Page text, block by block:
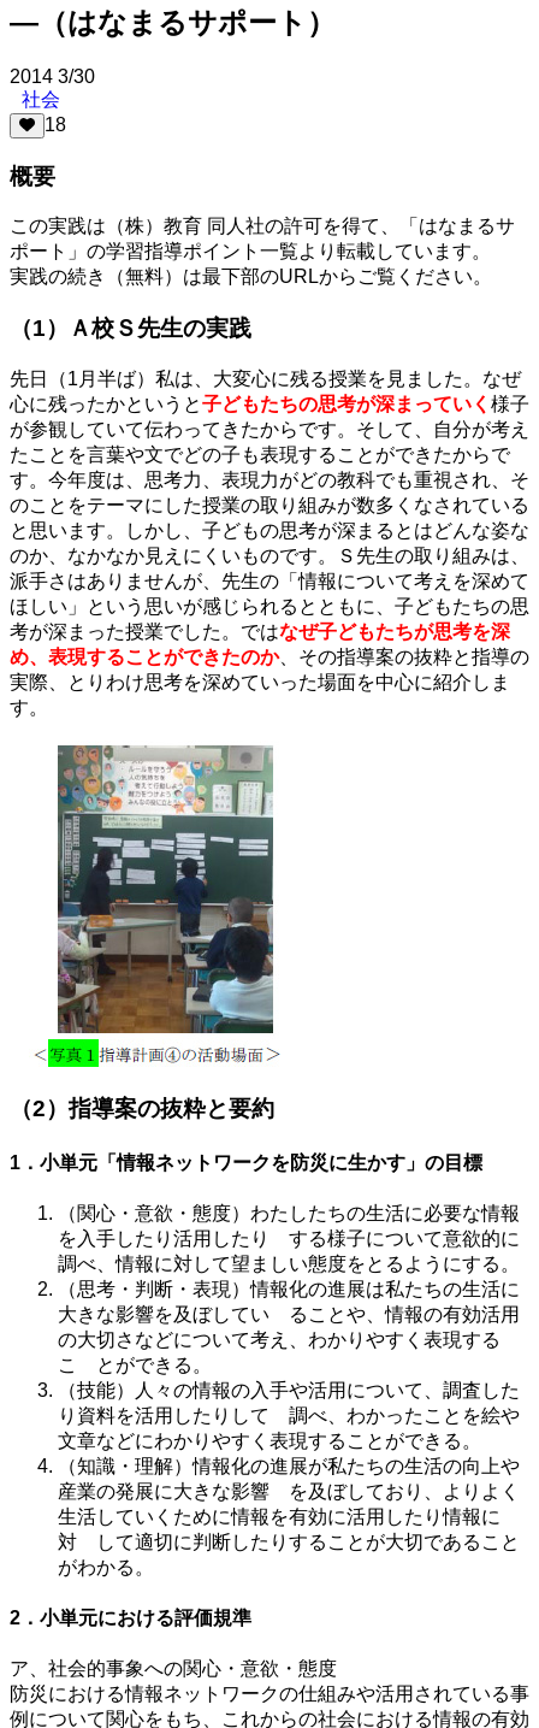
―（はなまるサポート）
2014 3/30
社会
18
概要
この実践は（株）教育 同人社の許可を得て、「はなまるサ
ポート」の学習指導ポイント一覧より転載しています。
実践の続き（無料）は最下部のURLからご覧ください。
（1）Ａ校Ｓ先生の実践
先日（1月半ば）私は、大変心に残る授業を見ました。なぜ
心に残ったかというと子どもたちの思考が深まっていく 様子
が参観していて伝わってきたからです。そして、自分が考え
たことを言葉や文でどの子も表現することができたからで
す。今年度は、思考力、表現力がどの教科でも重視され、そ
のことをテーマにした授業の取り組みが数多くなされている
と思います。しかし、子どもの思考が深まるとはどんな姿な
のか、なかなか見えにくいものです。Ｓ先生の取り組みは、
派手さはありませんが、先生の「情報について考えを深めて
ほしい」という思いが感じられるとともに、子どもたちの思
考が深まった授業でした。ではなぜ子どもたちが思考を深
め、表現することができたのか、その指導案の抜粋と指導の
実際、とりわけ思考を深めていった場面を中心に紹介しま
す。
（2）指導案の抜粋と要約
1．小単元「情報ネットワークを防災に生かす」の目標
（関心・意欲・態度）わたしたちの生活に必要な情報
を入手したり活用したり する様子について意欲的に
調べ、情報に対して望ましい態度をとるようにする。
（思考・判断・表現）情報化の進展は私たちの生活に
大きな影響を及ぼしてい ることや、情報の有効活用
の大切さなどについて考え、わかりやすく表現する
こ とができる。
（技能）人々の情報の入手や活用について、調査した
り資料を活用したりして 調べ、わかったことを絵や
文章などにわかりやすく表現することができる。
（知識・理解）情報化の進展が私たちの生活の向上や
産業の発展に大きな影響 を及ぼしており、よりよく
生活していくために情報を有効に活用したり情報に
対 して適切に判断したりすることが大切であること
がわかる。
2．小単元における評価規準
ア、社会的事象への関心・意欲・態度
防災における情報ネットワークの仕組みや活用されている事
例について関心をもち、これからの社会における情報の有効